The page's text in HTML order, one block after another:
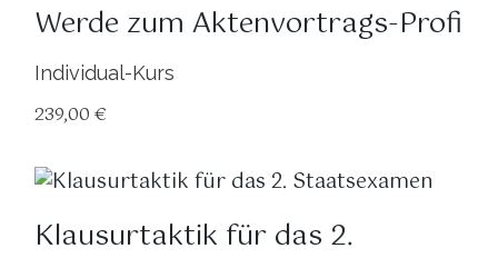
Werde zum Aktenvortrags-Profi
Individual-Kurs
239,00€
Klausurtaktik für das 2.